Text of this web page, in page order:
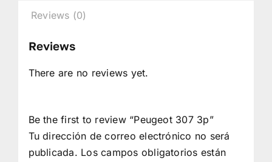
Reviews (0)
Reviews
There are no reviews yet.
Be the first to review “Peugeot 307 3p”
Tu dirección de correo electrónico no será
publicada. Los campos obligatorios están